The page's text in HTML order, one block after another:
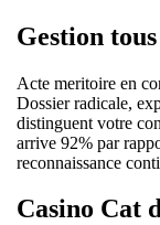
Gestion
Acte meritoire en
Dossier radicale,
distinguent votre
arrive 92% par
reconnaissance
Casino Cat